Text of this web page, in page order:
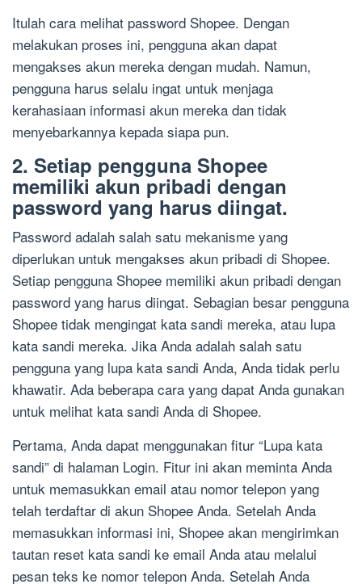
Itulah cara melihat password Shopee. Dengan
melakukan proses ini, pengguna akan dapat
mengakses akun mereka dengan mudah. Namun,
pengguna harus selalu ingat untuk menjaga
kerahasiaan informasi akun mereka dan tidak
menyebarkannya kepada siapa pun.
2. Setiap pengguna Shopee
memiliki akun pribadi dengan
password yang harus diingat.
Password adalah salah satu mekanisme yang
diperlukan untuk mengakses akun pribadi di Shopee.
Setiap pengguna Shopee memiliki akun pribadi dengan
password yang harus diingat. Sebagian besar pengguna
Shopee tidak mengingat kata sandi mereka, atau lupa
kata sandi mereka. Jika Anda adalah salah satu
pengguna yang lupa kata sandi Anda, Anda tidak perlu
khawatir. Ada beberapa cara yang dapat Anda gunakan
untuk melihat kata sandi Anda di Shopee.
Pertama, Anda dapat menggunakan fitur “Lupa kata
sandi” di halaman Login. Fitur ini akan meminta Anda
untuk memasukkan email atau nomor telepon yang
telah terdaftar di akun Shopee Anda. Setelah Anda
memasukkan informasi ini, Shopee akan mengirimkan
tautan reset kata sandi ke email Anda atau melalui
pesan teks ke nomor telepon Anda. Setelah Anda